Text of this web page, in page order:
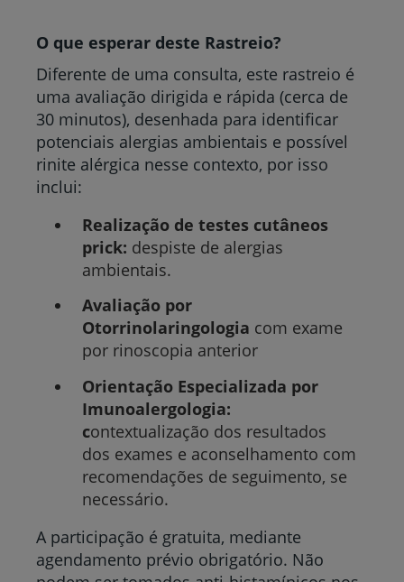
O que esperar deste Rastreio?
Diferente de uma consulta, este rastreio é
uma avaliação dirigida e rápida (cerca de
30 minutos), desenhada para identificar
potenciais alergias ambientais e possível
rinite alérgica nesse contexto, por isso
inclui:
Realização de testes cutâneos
prick: despiste de alergias
ambientais.
Avaliação por
Otorrinolaringologia com exame
por rinoscopia anterior
Orientação Especializada por
Imunoalergologia:
contextualização dos resultados
dos exames e aconselhamento com
recomendações de seguimento, se
necessário.
A participação é gratuita, mediante
agendamento prévio obrigatório. Não